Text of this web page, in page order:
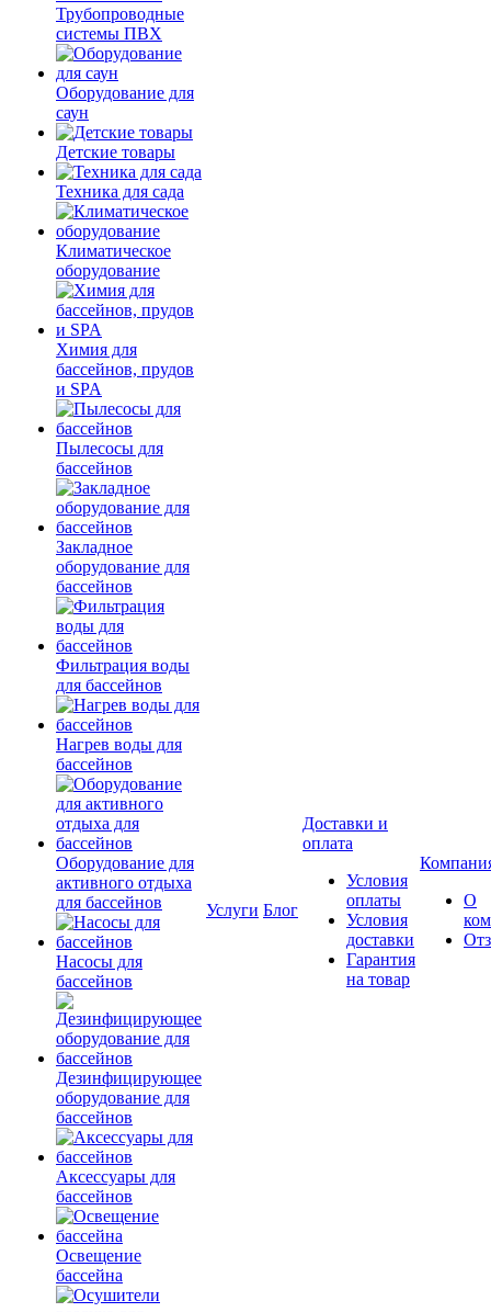
Трубопроводные
системы ПВХ
Оборудование для
саун
Детские товары
Техника для сада
Климатическое
оборудование
Химия для
бассейнов, прудов
и SPA
Пылесосы для
бассейнов
Закладное
оборудование для
бассейнов
Фильтрация воды
для бассейнов
Нагрев воды для
бассейнов
Оборудование для
активного отдыха
для бассейнов
Насосы для
бассейнов
Дезинфицирующее
оборудование для
бассейнов
Аксессуары для
бассейнов
Освещение
бассейна
Услуги Блог
Доставки и
оплата
Условия
оплаты
Условия
доставки
Гарантия
на товар
О